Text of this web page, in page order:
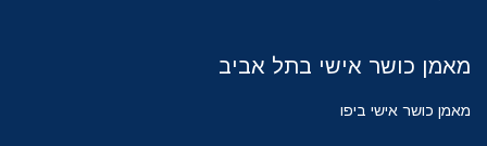
מאמן כושר אישי בתל אביב
מאמן כושר אישי ביפו